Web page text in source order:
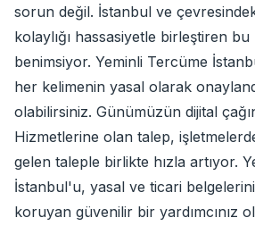
sorun değil. İstanbul ve
kolaylığı hassasiyetle birleştiren
benimsiyor. Yeminli Tercüme
her kelimenin yasal olarak
olabilirsiniz. Günümüzün dijital
Hizmetlerine olan talep,
gelen taleple birlikte hızla artıyor.
İstanbul'u, yasal ve ticari
koruyan güvenilir bir yardımcınız